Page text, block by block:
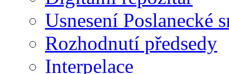
Usnesení Poslanecké
Rozhodnutí předsedy
Interpelace